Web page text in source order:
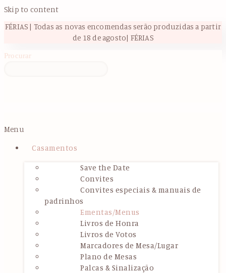
Skip to content
FÉRIAS | Todas as novas encomendas serão produzidas a partir
de 18 de agosto| FÉRIAS
Procurar
Menu
Casamentos
Save the Date
Convites
Convites especiais & manuais de
padrinhos
Ementas/Menus
Livros de Honra
Livros de Votos
Marcadores de Mesa/Lugar
Plano de Mesas
Palcas & Sinalização